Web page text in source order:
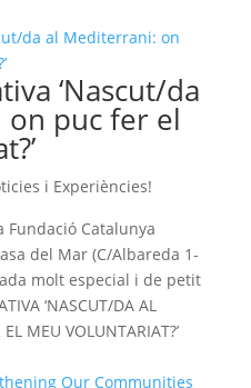
‘Nascut/da
puc fer el
i Experiències!
Fundació Catalunya
del Mar (C/Albareda 1-
molt especial i de petit
‘NASCUT/DA AL
MEU VOLUNTARIAT?’